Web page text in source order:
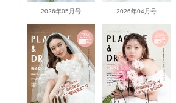
2026年05月号 2026年04月号